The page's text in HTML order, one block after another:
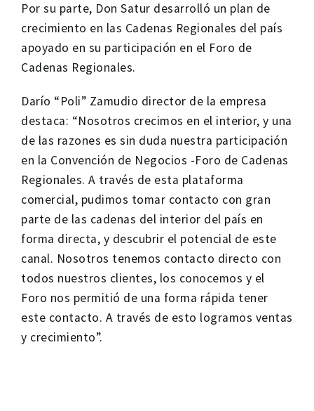
Por su parte, Don Satur desarrolló un plan de
crecimiento en las Cadenas Regionales del país
apoyado en su participación en el Foro de
Cadenas Regionales.
Darío “Poli” Zamudio director de la empresa
destaca: “Nosotros crecimos en el interior, y una
de las razones es sin duda nuestra participación
en la Convención de Negocios -Foro de Cadenas
Regionales. A través de esta plataforma
comercial, pudimos tomar contacto con gran
parte de las cadenas del interior del país en
forma directa, y descubrir el potencial de este
canal. Nosotros tenemos contacto directo con
todos nuestros clientes, los conocemos y el
Foro nos permitió de una forma rápida tener
este contacto. A través de esto logramos ventas
y crecimiento”.